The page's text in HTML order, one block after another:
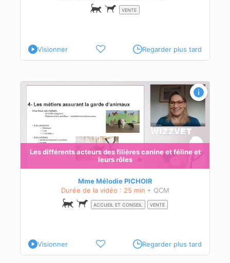
VENTE
Visionner Regarder plus tard
Les différents acteurs des filières canine et féline et
leurs rôles
Mme Mélodie PICHOIR
Durée de la vidéo : 25 min + QCM
ACCUEIL ET CONSEIL VENTE
Visionner Regarder plus tard